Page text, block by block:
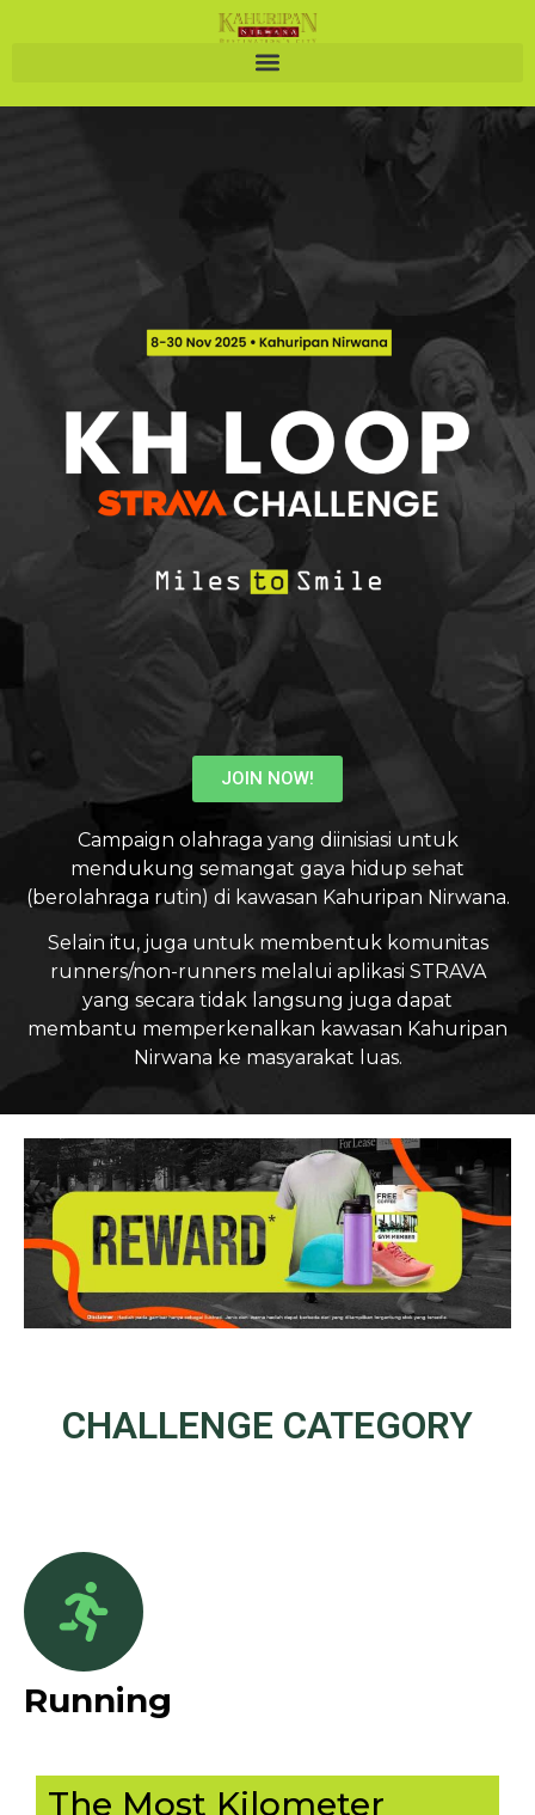
JOIN NOW!
Campaign olahraga yang diinisiasi untuk
mendukung semangat gaya hidup sehat
(berolahraga rutin) di kawasan Kahuripan Nirwana.
Selain itu, juga untuk membentuk komunitas
runners/non-runners melalui aplikasi STRAVA
yang secara tidak langsung juga dapat
membantu memperkenalkan kawasan Kahuripan
Nirwana ke masyarakat luas.
CHALLENGE CATEGORY
Running
The Most Kilometer